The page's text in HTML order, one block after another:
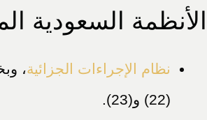
الأنظمة السعودية
نظام الإجراءات الجزائية،
(22) و(23).